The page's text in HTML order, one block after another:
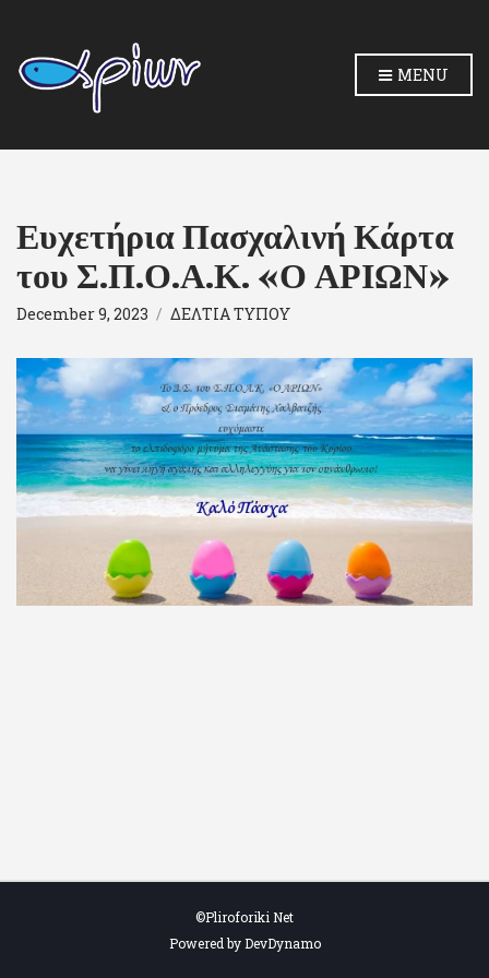
MENU
Ευχετήρια Πασχαλινή Κάρτα
του Σ.Π.Ο.Α.Κ. «Ο ΑΡΙΩΝ»
December 9, 2023 ΔΕΛΤΙΑ ΤΥΠΟΥ
©Pliroforiki Net
Powered by DevDynamo